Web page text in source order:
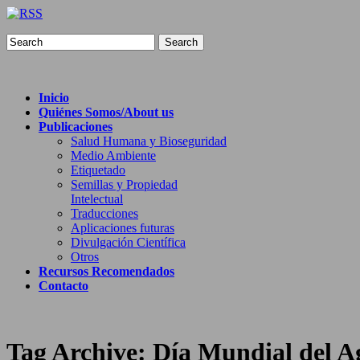
Search
Inicio
Quiénes Somos/About us
Publicaciones
Salud Humana y Bioseguridad
Medio Ambiente
Etiquetado
Semillas y Propiedad
Intelectual
Traducciones
Aplicaciones futuras
Divulgación Científica
Otros
Recursos Recomendados
Contacto
Tag Archive: Día Mundial del